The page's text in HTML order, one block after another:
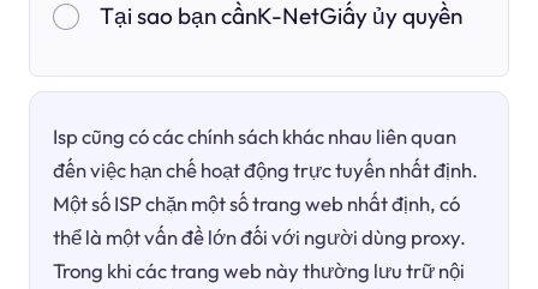
Tại sao bạn cầnK-NetGiấy ủy quyền
Isp cũng có các chính sách khác nhau liên quan
đến việc hạn chế hoạt động trực tuyến nhất định.
Một số ISP chặn một số trang web nhất định, có
thể là một vấn đề lớn đối với người dùng proxy.
Trong khi các trang web này thường lưu trữ nội